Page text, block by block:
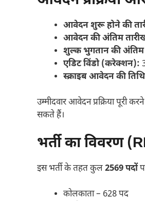
आवेदन शुरू होने की
आवेदन की अंतिम
शुल्क भुगतान की अंतिम
एडिट विंडो (करेक्शन):
स्क्राइब आवेदन की
उम्मीदवार आवेदन प्रक्रिया पूरी
सकते हैं।
भर्ती का विवरण
इस भर्ती के तहत कुल2569 पदों
कोलकाता – 628 पद